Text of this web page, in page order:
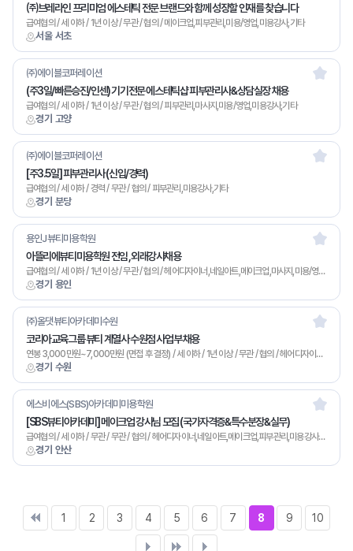
서울 서초
㈜브레라인 프리미엄 에스테틱 전문 브랜드와 함께 성장할 인재를 찾습니다
급여협의 / 세 이하 / 1년 이상 / 무관 / 협의 / 메이크업,피부관리,미용/영업,미용강사,기타
경기 고양
㈜에이블코퍼레이션
(주3일/빠른승진/인센) 기기전문 에스테틱샵 피부관리사&상담실장 채용
급여협의 / 세 이하 / 1년 이상 / 무관 / 협의 / 피부관리,마사지,미용/영업,미용강사,기타
경기 분당
㈜에이블코퍼레이션
[주3.5일] 피부관리사 (신입/경력)
급여협의 / 세 이하 / 경력 / 무관 / 협의 / 피부관리,미용강사,기타
경기 용인
용인J뷰티미용학원
아뜰리에뷰티미용학원 전임 ,외래강사채용
급여협의 / 세 이하 / 1년 이상 / 무관 / 협의 / 헤어디자이너,네일아트,메이크업,마사지,미용/영업,미용강사,기타
경기 수원
㈜올댓뷰티아카데미수원
코리아교육그룹 뷰티 계열사 수원점 사업부 채용
연봉 3,000만원~7,000만원 (면접 후 결정) / 세 이하 / 1년 이상 / 무관 / 협의 / 헤어디자이너,네일아트,메이크업,피부관리,미용강사,기타
경기 안산
에스비에스(SBS)아카데미미용학원
[SBS뷰티아카데미] 메이크업 강사님 모집 (국가자격증&특수분장&실무)
급여협의 / 세 이하 / 무관 / 무관 / 협의 / 헤어디자이너,네일아트,메이크업,피부관리,미용강사,기타
1 2 3 4 5 6 7 8 9 10